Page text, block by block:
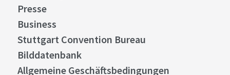
Presse
Business
Stuttgart Convention Bureau
Bilddatenbank
Allgemeine Geschäftsbedingungen